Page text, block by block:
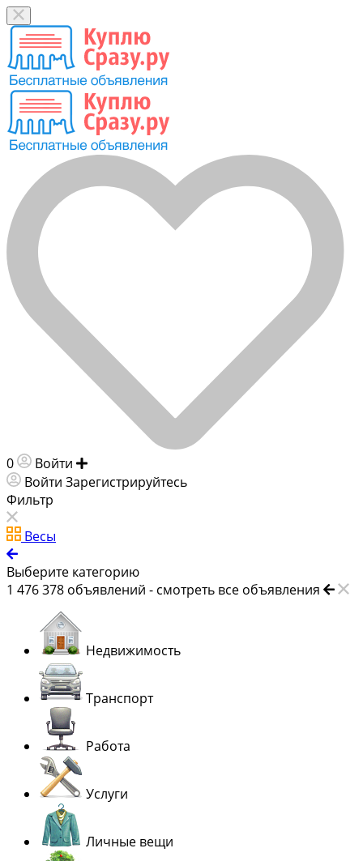
0 Войти
Войти Зарегистрируйтесь
Фильтр
Весы
Выберите категорию
1 476 378 объявлений - смотреть все объявления
Недвижимость
Транспорт
Работа
Услуги
Личные вещи